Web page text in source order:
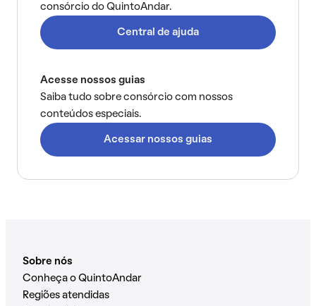
consórcio do QuintoAndar.
Central de ajuda
Acesse nossos guias
Saiba tudo sobre consórcio com nossos
conteúdos especiais.
Acessar nossos guias
Sobre nós
Conheça o QuintoAndar
Regiões atendidas